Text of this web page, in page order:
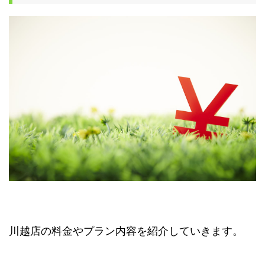
川越店の料金やプラン内容を紹介していきます。